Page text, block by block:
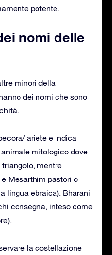
potente.
nomi delle
minori della
dei nomi che sono
ariete e indica
mitologico dove
mentre
Mesarthim pastori o
lingua ebraica). Bharani
consegna, inteso come
la costellazione